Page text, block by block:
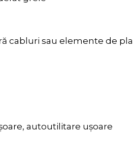
cabluri sau elemente de
autoutilitare ușoare